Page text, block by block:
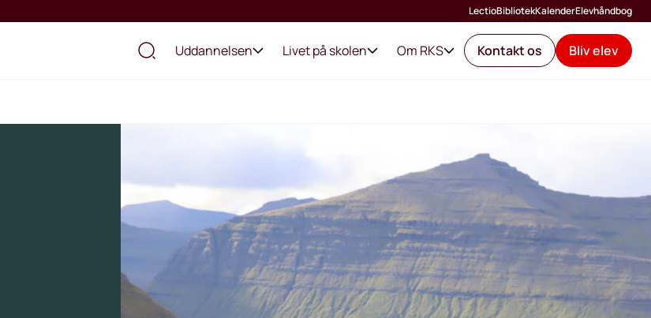
LectioBibliotekKalenderElevhåndbog
Uddannelsen Livet på skolen Om RKS Kontakt os Bliv elev